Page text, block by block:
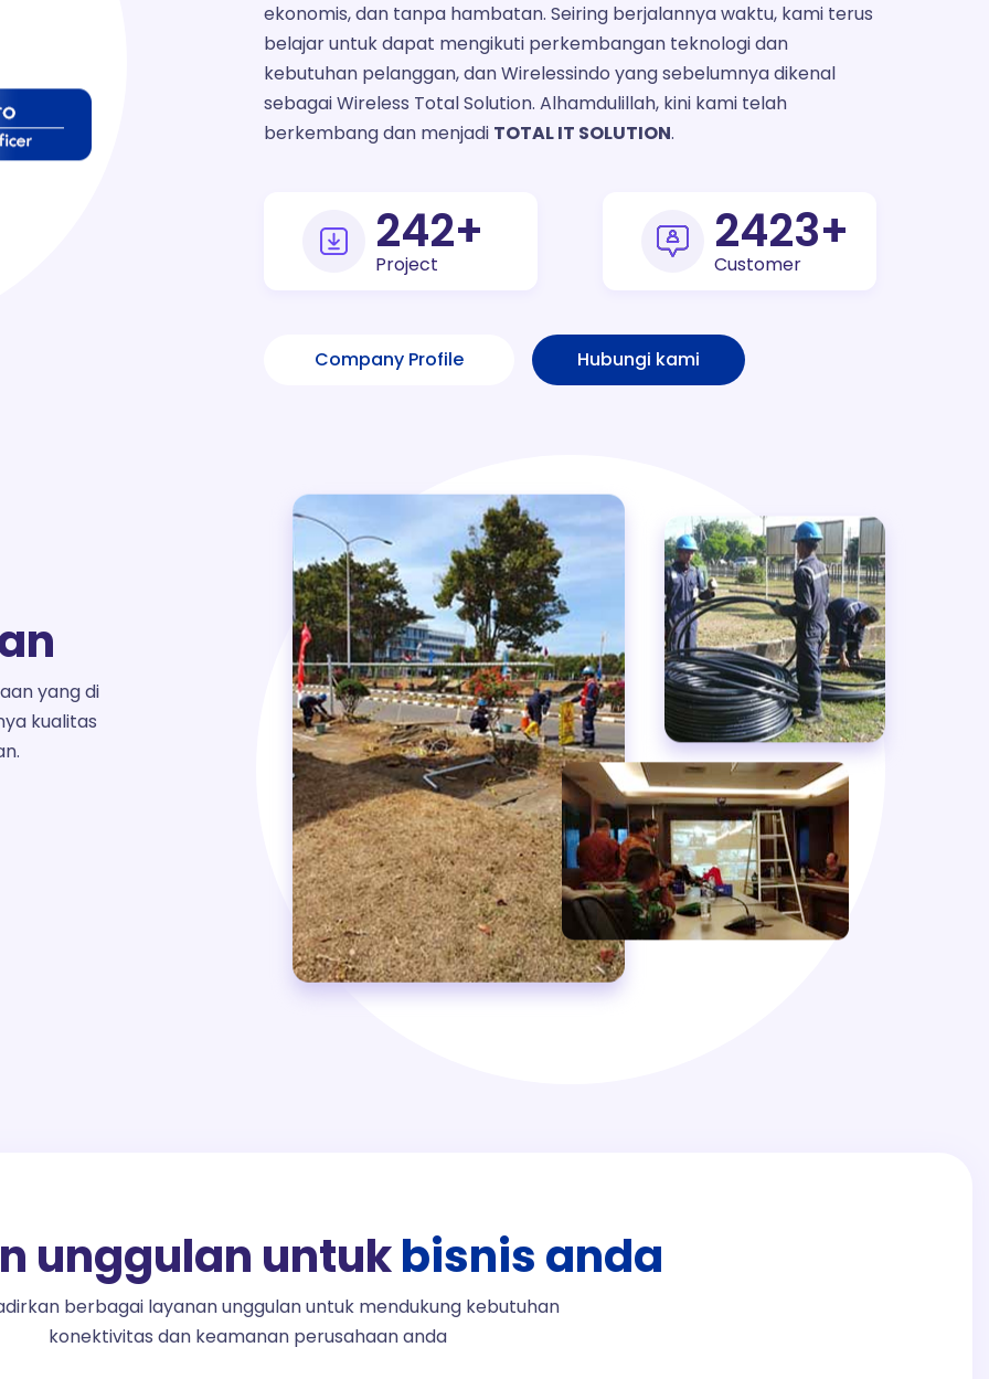
ekonomis, dan tanpa hambatan. Seiring berjalannya waktu, kami terus
belajar untuk dapat mengikuti perkembangan teknologi dan
kebutuhan pelanggan, dan Wirelessindo yang sebelumnya dikenal
sebagai Wireless Total Solution. Alhamdulillah, kini kami telah
berkembang dan menjadi TOTAL IT SOLUTION.
300+
Project
3000+
Customer
Company Profile Hubungi kami
yang di
kualitas
unggulan untukbisnis anda
berbagai layanan unggulan untuk mendukung kebutuhan
konektivitas dan keamanan perusahaan anda